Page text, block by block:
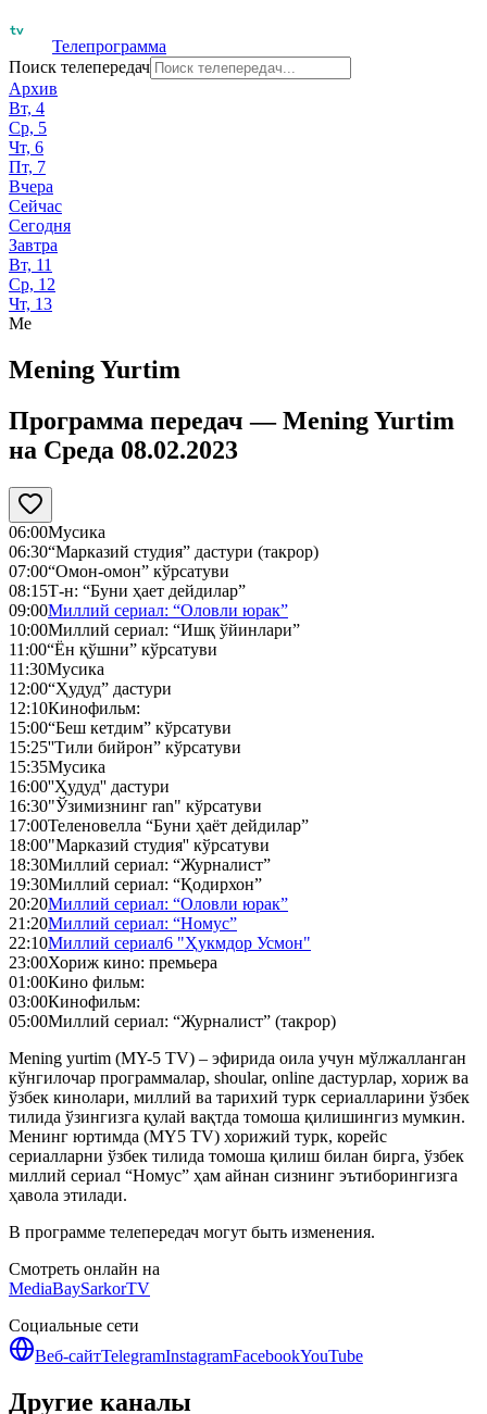
Телепрограмма
Поиск телепередач
Архив
Вт, 4
Ср, 5
Чт, 6
Пт, 7
Вчера
Сейчас
Сегодня
Завтра
Вт, 11
Ср, 12
Чт, 13
Me
Mening Yurtim
Программа передач —Mening Yurtim
на Среда 08.02.2023
06:00Мусика
06:30“Марказий студия” дастури (такрор)
07:00“Омон-омон” кўрсатуви
08:15Т-н: “Буни ҳает дейдилар”
09:00Миллий сериал: “Оловли юрак”
10:00Миллий сериал: “Ишқ ўйинлари”
11:00“Ён қўшни” кўрсатуви
11:30Мусика
12:00“Ҳудуд” дастури
12:10Кинофильм:
15:00“Беш кетдим” кўрсатуви
15:25''Тили бийрон” кўрсатуви
15:35Мусика
16:00''Ҳудуд'' дастури
16:30"Ўзимизнинг ran" кўрсатуви
17:00Теленовелла “Буни ҳаёт дейдилар”
18:00"Марказий студия'' кўрсатуви
18:30Миллий сериал: “Журналист”
19:30Миллий сериал: “Қодирхон”
20:20Миллий сериал: “Оловли юрак”
21:20Миллий сериал: “Номус”
22:10Миллий сериал6 "Ҳукмдор Усмон"
23:00Хориж кино: премьера
01:00Кино фильм:
03:00Кинофильм:
05:00Миллий сериал: “Журналист” (такрор)
Mening yurtim (MY-5 TV) – эфирида оила учун мўлжалланган
кўнгилочар программалар, shoular, online дастурлар, хориж ва
ўзбек кинолари, миллий ва тарихий турк сериалларини ўзбек
тилида ўзингизга қулай вақтда томоша қилишингиз мумкин.
Менинг юртимда (MY5 TV) хорижий турк, корейс
сериалларни ўзбек тилида томоша қилиш билан бирга, ўзбек
миллий сериал “Номус” ҳам айнан сизнинг эътиборингизга
ҳавола этилади.
В программе телепередач могут быть изменения.
Смотреть онлайн на
MediaBaySarkorTV
Социальные сети
Веб-сайтTelegramInstagramFacebookYouTube
Другие каналы